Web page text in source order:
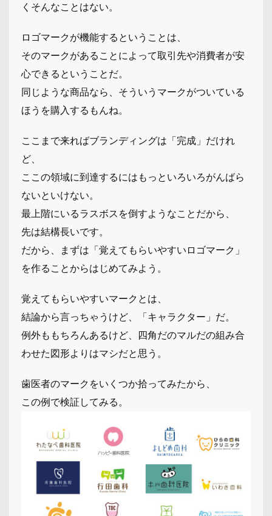
くそんなことはない。
ロゴマークが機能するということは、
そのマークがあることによって取引先や消費者が安
心できるということだ。
同じような商品なら、そういうマークがついている
ほうを購入するもんね。
ここまで来ればブランディングは「完成」だけれ
ど、
ここの領域に到達するにはもっといろいろがんばら
ないといけない。
最上階にいるラスボスを倒すようなことだから、
先は結構長いです。
だから、まずは「覚えてもらいやすいロゴマーク」
を作ることからはじめてみよう。
覚えてもらいやすいマークとは、
結論から言っちゃうけど、「キャラクター」だ。
例外ももちろんあるけど、四角だのマルだの組み合
わせた図形よりはマシだと思う。
歯医者のマークをいくつか拾ってみたから、
この例で検証してみる。